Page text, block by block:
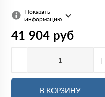
Показать
информацию
41 904 руб
-
+
В КОРЗИНУ